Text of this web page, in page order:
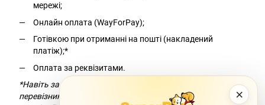
×
мережі;
Онлайн оплата (WayForPay);
Готівкою при отриманні на пошті (накладений
платіж);*
Оплата за реквізитами.
*Навіть за умови безкоштовної доставки компанія-
перевізник додасть комісію за переказ